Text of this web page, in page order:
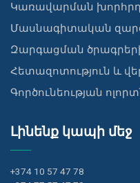
Կառավարման
Մասնագիտական
Զարգացման
Հետազոտություն և
Գործունեության
Լինենք կապի մեջ
+374 10 57 47 78